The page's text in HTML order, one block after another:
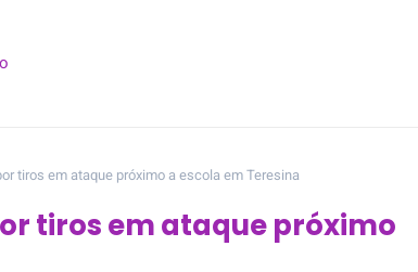
tiros em ataque próximo a escola em Teresina
tiros em ataque próximo